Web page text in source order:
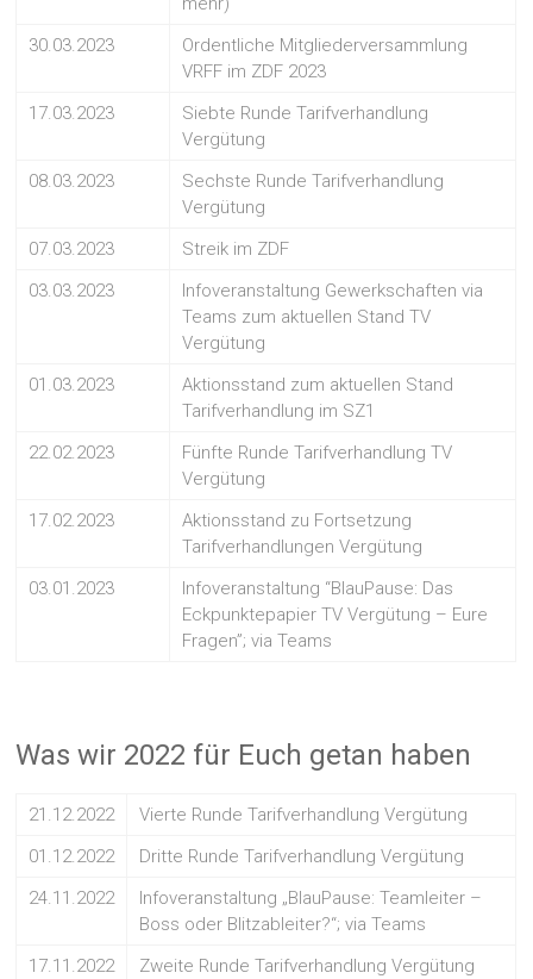
30.03.2023
Ordentliche Mitgliederversammlung
VRFF im ZDF 2023
17.03.2023
Siebte Runde Tarifverhandlung
Vergütung
08.03.2023
Sechste Runde Tarifverhandlung
Vergütung
07.03.2023
Streik im ZDF
03.03.2023
Infoveranstaltung Gewerkschaften via
Teams zum aktuellen Stand TV
Vergütung
01.03.2023
Aktionsstand zum aktuellen Stand
Tarifverhandlung im SZ1
22.02.2023
Fünfte Runde Tarifverhandlung TV
Vergütung
17.02.2023
Aktionsstand zu Fortsetzung
Tarifverhandlungen Vergütung
03.01.2023
Infoveranstaltung “BlauPause: Das
Eckpunktepapier TV Vergütung – Eure
Fragen”; via Teams
Was wir 2022 für Euch getan haben
21.12.2022
Vierte Runde Tarifverhandlung Vergütung
01.12.2022
Dritte Runde Tarifverhandlung Vergütung
24.11.2022
Infoveranstaltung „BlauPause: Teamleiter –
Boss oder Blitzableiter?“; via Teams
17.11.2022
Zweite Runde Tarifverhandlung Vergütung